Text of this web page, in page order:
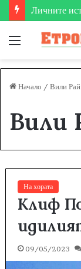
Личните
Меню
Начало / Вили Рай
Вили
На хората
Клиф
09/05/2023